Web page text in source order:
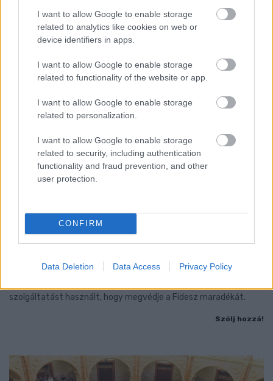
I want to allow Google to enable storage
related to analytics like cookies on web or
device identifiers in apps.
I want to allow Google to enable storage
related to functionality of the website or app.
I want to allow Google to enable storage
related to personalization.
I want to allow Google to enable storage
related to security, including authentication
functionality and fraud prevention, and other
user protection.
CONFIRM
Data Deletion Data Access Privacy Policy
Szólj hozzá!
CZUNYINÉ HARCA A GMAIL ÉS AZ ÖNKÉNY ELLEN
FIÓKJÁT
szolgáltatást használt, hogy megvédje a Fidesz maradékát.
Szólj hozzá!